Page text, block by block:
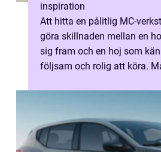
inspiration
Att hitta en pålitlig MC-
göra skillnaden mellan en
sig fram och en hoj som
följsam och rolig att köra.